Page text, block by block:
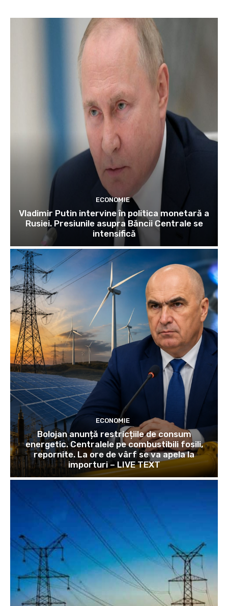
ECONOMIE
Vladimir Putin intervine în politica monetară a
Rusiei. Presiunile asupra Băncii Centrale se
intensifică
ECONOMIE
Bolojan anunță restricțiile de consum
energetic. Centralele pe combustibili fosili,
repornite. La ore de vârf se va apela la
importuri – LIVE TEXT